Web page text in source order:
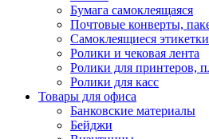
Бумага самоклеящаяся
Почтовые конверты,
Самоклеящиеся
Ролики и чековая лента
Ролики для принтеров,
Ролики для касс
Товары для офиса
Банковские материалы
Бейджи